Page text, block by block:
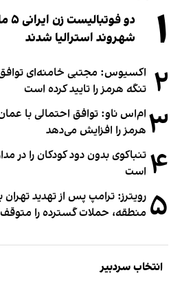
۱
دو
شهروند استرالیا شدند
۲ اکسیوس: مجتبی خامنه‌ای توافق
تنگه هرمز را تایید کرده است
۳ ام‌اس ناو: توافق احتمالی با
هرمز را افزایش می‌دهد
۴ تنباکوی بدون دود کودکان را در
است
۵ رویترز: ترامپ پس از تهدید
منطقه، حملات گسترده را متوقف
انتخاب سردبیر